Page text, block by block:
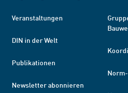
Veranstaltungen
DIN in der Welt
Publikationen
Newsletter abonnieren